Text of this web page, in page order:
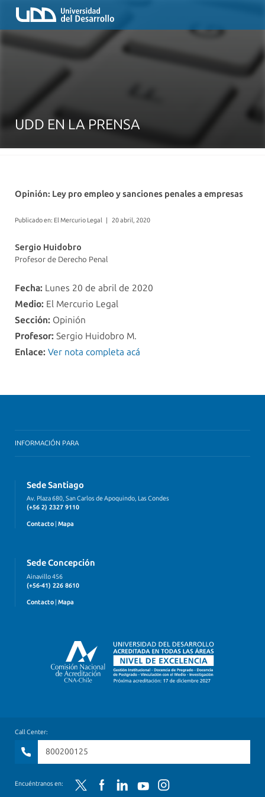
UDD EN LA PRENSA
Opinión: Ley pro empleo y sanciones penales a empresas
Publicado en: El Mercurio Legal | 20 abril, 2020
Sergio Huidobro
Profesor de Derecho Penal
Fecha: Lunes 20 de abril de 2020
Medio: El Mercurio Legal
Sección: Opinión
Profesor: Sergio Huidobro M.
Enlace: Ver nota completa acá
INFORMACIÓN PARA
Sede Santiago
Av. Plaza 680, San Carlos de Apoquindo, Las Condes
(+56 2) 2327 9110
Contacto Mapa
Sede Concepción
Ainavillo 456
(+56-41) 226 8610
Contacto | Mapa
Call Center:
800200125
Encuéntranos en: Twitter FacebookLinkedInYouTubeInstagram